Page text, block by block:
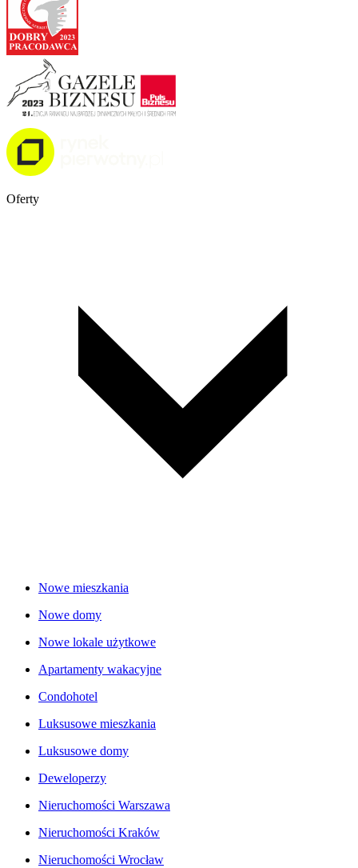
Oferty
Nowe mieszkania
Nowe domy
Nowe lokale użytkowe
Apartamenty wakacyjne
Condohotel
Luksusowe mieszkania
Luksusowe domy
Deweloperzy
Nieruchomości Warszawa
Nieruchomości Kraków
Nieruchomości Wrocław